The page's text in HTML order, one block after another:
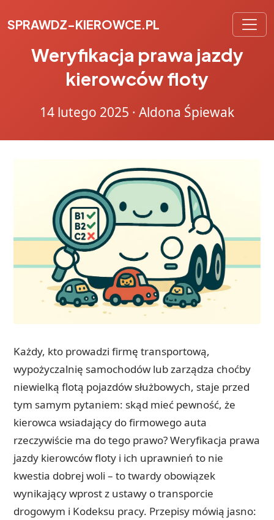
SPRAWDZ-KIEROWCE.PL
Weryfikacja prawa jazdy
kierowców floty
14 lutego 2025 · Aldona Śpiewak
Każdy, kto prowadzi firmę transportową,
wypożyczalnię samochodów lub zarządza choćby
niewielką flotą pojazdów służbowych, staje przed
tym samym pytaniem: skąd mieć pewność, że
kierowca wsiadający do firmowego auta
rzeczywiście ma do tego prawo? Weryfikacja prawa
jazdy kierowców floty i ich uprawnień to nie
kwestia dobrej woli – to twardy obowiązek
wynikający wprost z ustawy o transporcie
drogowym i Kodeksu pracy. Przepisy mówią jasno: